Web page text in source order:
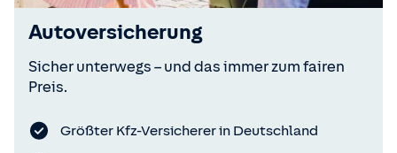
Autoversicherung
Sicher unterwegs – und das immer zum fairen
Preis.
Größter Kfz-Versicherer in Deutschland